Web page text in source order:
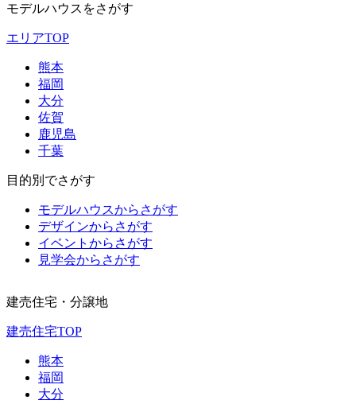
モデルハウスをさがす
エリアTOP
熊本
福岡
大分
佐賀
鹿児島
千葉
目的別でさがす
モデルハウスからさがす
デザインからさがす
イベントからさがす
見学会からさがす
建売住宅・分譲地
建売住宅TOP
熊本
福岡
大分